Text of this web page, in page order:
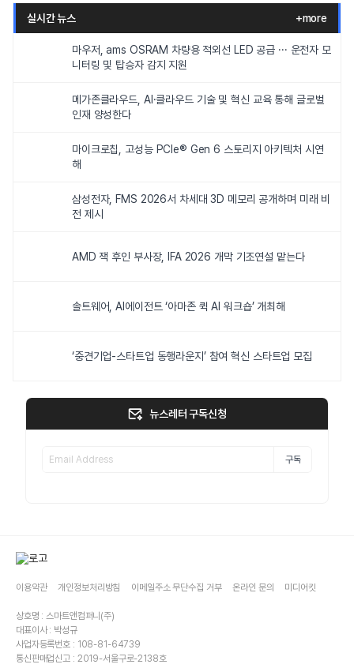
실시간 뉴스 +more
마우저, ams OSRAM 차량용 적외선 LED 공급 ··· 운전자 모
니터링 및 탑승자 감지 지원
메가존클라우드, AI·클라우드 기술 및 혁신 교육 통해 글로벌
인재 양성한다
마이크로칩, 고성능 PCIe® Gen 6 스토리지 아키텍처 시연
해
삼성전자, FMS 2026서 차세대 3D 메모리 공개하며 미래 비
전 제시
AMD 잭 후인 부사장, IFA 2026 개막 기조연설 맡는다
솔트웨어, AI에이전트 ‘아마존 퀵 AI 워크숍’ 개최해
‘중견기업-스타트업 동행라운지’ 참여 혁신 스타트업 모집
뉴스레터 구독신청
구독
이용약관 개인정보처리방침 이메일주소 무단수집 거부 온라인 문의 미디어킷
상호명 : 스마트앤컴퍼니(주)
대표이사 : 박성규
사업자등록번호 : 108-81-64739
통신판매업신고 : 2019-서울구로-2138호